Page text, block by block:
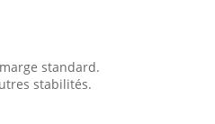
standard.
stabilités.